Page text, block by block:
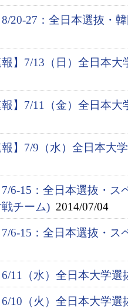
8/20-27：全日本選抜・
報】7/13（日）全日本
報】7/11（金）全日本
報】7/9（水）全日本大
7/6-15：全日本選抜・
チーム) 2014/07/04
7/6-15：全日本選抜・
6/11（水）全日本大学
6/10（火）全日本大学